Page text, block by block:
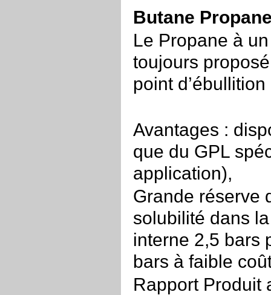
Butane
Le Propane à
toujours
point
Avantages :
que du GPL
application),
Grande réserve
solubilité dans
interne 2,5 bars
bars à faible
Rapport Produit